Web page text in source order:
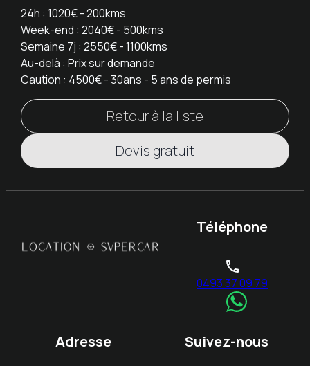
24h : 1020€ - 200kms
Week-end : 2040€ - 500kms
Semaine 7j : 2550€ - 1100kms
Au-delà : Prix sur demande
Caution : 4500€ - 30ans - 5 ans de permis
Retour à la liste
Devis gratuit
Téléphone
phone
0493 37 09 79
Adresse Suivez-nous